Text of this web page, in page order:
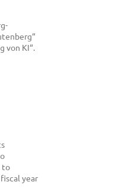
von KI“.
to
year